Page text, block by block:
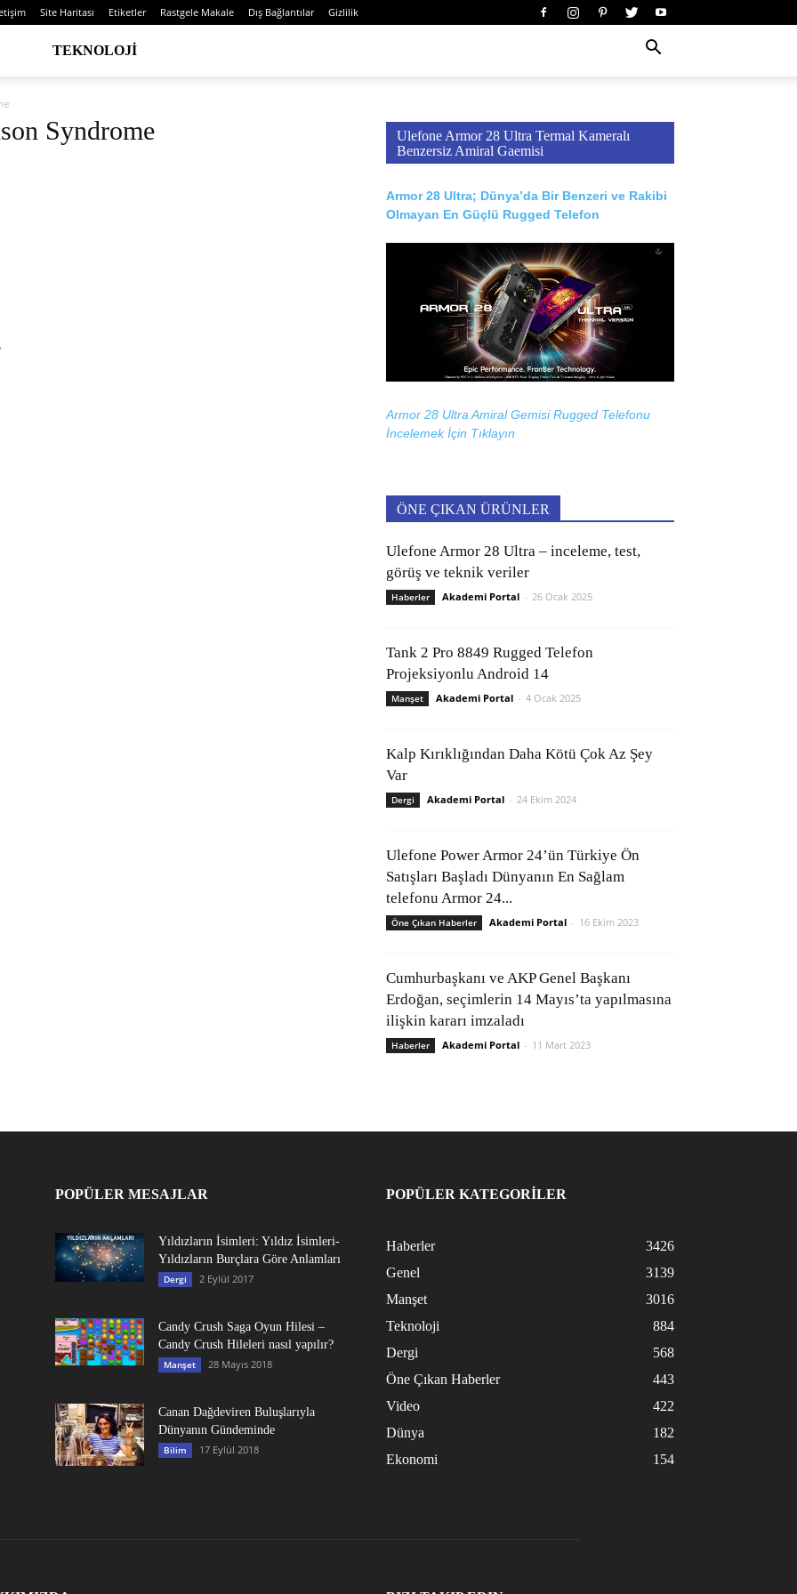
Site Haritası Etiketler Rastgele Makale Dış Bağlantılar Gizlilik
TEKNOLOJI
Syndrome
Ulefone Armor 28 Ultra Termal Kameralı
Benzersiz Amiral Gaemisi
Armor 28 Ultra; Dünya’da Bir Benzeri ve Rakibi
Olmayan En Güçlü Rugged Telefon
Armor 28 Ultra Amiral Gemisi Rugged Telefonu
İncelemek İçin Tıklayın
ÖNE ÇIKAN ÜRÜNLER
Ulefone Armor 28 Ultra – inceleme, test,
görüş ve teknik veriler
Haberler Akademi Portal - 26 Ocak 2025
Tank 2 Pro 8849 Rugged Telefon
Projeksiyonlu Android 14
Manşet Akademi Portal - 4 Ocak 2025
Kalp Kırıklığından Daha Kötü Çok Az Şey
Var
Dergi Akademi Portal - 24 Ekim 2024
Ulefone Power Armor 24’ün Türkiye Ön
Satışları Başladı Dünyanın En Sağlam
telefonu Armor 24...
Öne Çıkan Haberler Akademi Portal - 16 Ekim 2023
Cumhurbaşkanı ve AKP Genel Başkanı
Erdoğan, seçimlerin 14 Mayıs’ta yapılmasına
ilişkin kararı imzaladı
Haberler Akademi Portal - 11 Mart 2023
POPÜLER MESAJLAR
Yıldızların İsimleri: Yıldız İsimleri-
Yıldızların Burçlara Göre Anlamları
Dergi 2 Eylül 2017
Candy Crush Saga Oyun Hilesi –
Candy Crush Hileleri nasıl yapılır?
Manşet 28 Mayıs 2018
Canan Dağdeviren Buluşlarıyla
Dünyanın Gündeminde
Bilim 17 Eylül 2018
POPÜLER KATEGORİLER
Haberler
3426
Genel
3139
Manşet
3016
Teknoloji
884
Dergi
568
Öne Çıkan Haberler
443
Video
422
Dünya
182
Ekonomi
154